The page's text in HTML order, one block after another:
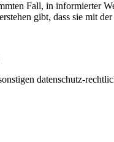
Fall, in informierter
gibt, dass sie mit
datenschutz-